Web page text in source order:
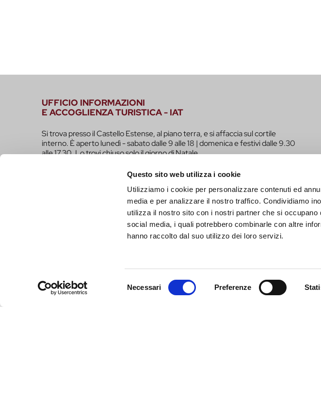
Questo sito web utilizza i cookie
Utilizziamo i cookie per personalizzare contenuti ed
media e per analizzare il nostro traffico. Condividiamo
utilizza il nostro sito con i nostri partner che si occupano
social media, i quali potrebbero combinarle con altre
hanno raccolto dal suo utilizzo dei loro servizi.
Necessari Preferenze
UFFICIO INFORMAZIONI
E ACCOGLIENZA TURISTICA - IAT
Si trova presso il Castello Estense, al piano terra, e si affaccia sul cortile
interno. È aperto lunedì - sabato dalle 9 alle 18 | domenica e festivi dalle 9.30
alle 17.30. Lo trovi chiuso solo il giorno di Natale.
infotur@comune.fe.it 0532-419190
SEI UN OPERATORE TURISTICO E VUOI ESSERE CONTATTATO PER
FARE PARTE DEL PROGETTO INFERRARA?